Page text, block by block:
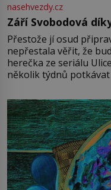
nasehvezdy.cz
Září Svobodová
Přestože jí osud
nepřestala věřit, že bude
herečka ze seriálu
několik týdnů